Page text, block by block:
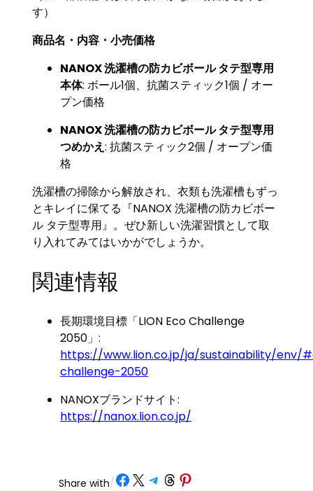
す）
商品名・内容・小売価格
NANOX 洗濯槽の防カビボール タテ型専用
本体: ボール1個、抗菌スティック1個 / オー
プン価格
NANOX 洗濯槽の防カビボール タテ型専用
つめかえ: 抗菌スティック2個 / オープン価
格
洗濯槽の掃除から解放され、衣類も洗濯槽もずっ
とキレイに保てる『NANOX 洗濯槽の防カビボー
ル タテ型専用』。ぜひ新しい洗濯習慣として取
り入れてみてはいかがでしょうか。
関連情報
長期環境目標「LION Eco Challenge
2050」:
https://www.lion.co.jp/ja/sustainability/env/
challenge-2050
NANOXブランドサイト:
https://nanox.lion.co.jp/
Share with/ Share on Facebook
Share on X Share on Telegram
Share on Threads
Share on Pinterest